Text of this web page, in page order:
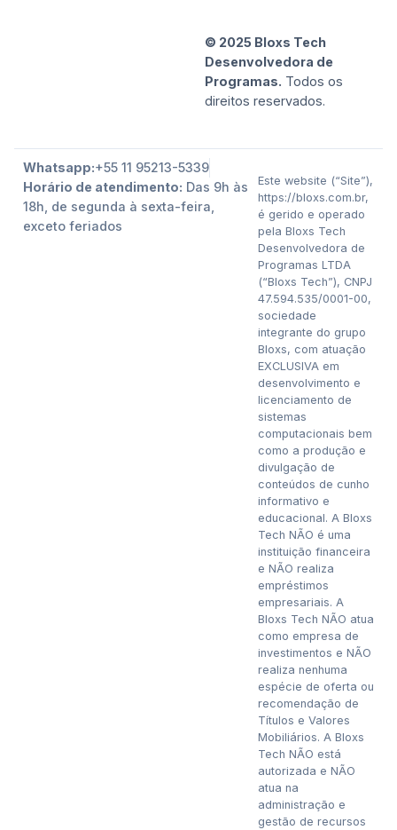
© 2025 Bloxs Tech
Desenvolvedora de
Programas. Todos os
direitos reservados.
Whatsapp:+55 11 95213-5339
Horário de atendimento: Das 9h às
18h, de segunda à sexta-feira,
exceto feriados
Este website (“Site”),
https://bloxs.com.br,
é gerido e operado
pela Bloxs Tech
Desenvolvedora de
Programas LTDA
(“Bloxs Tech”), CNPJ
47.594.535/0001-00,
sociedade
integrante do grupo
Bloxs, com atuação
EXCLUSIVA em
desenvolvimento e
licenciamento de
sistemas
computacionais bem
como a produção e
divulgação de
conteúdos de cunho
informativo e
educacional. A Bloxs
Tech NÃO é uma
instituição financeira
e NÃO realiza
empréstimos
empresariais. A
Bloxs Tech NÃO atua
como empresa de
investimentos e NÃO
realiza nenhuma
espécie de oferta ou
recomendação de
Títulos e Valores
Mobiliários. A Bloxs
Tech NÃO está
autorizada e NÃO
atua na
administração e
gestão de recursos